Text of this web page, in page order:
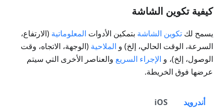
كيفية تكوين الشاشة
يسمح لك تكوين الشاشة بتمكين الأدوات المعلوماتية (الارتفاع،
السرعة، الوقت الحالي، إلخ) و الملاحية (الوجهة، الاتجاه، وقت
الوصول، إلخ)، و الإجراء السريع والعناصر الأخرى التي سيتم
عرضها فوق الخريطة.
أندرويد iOS